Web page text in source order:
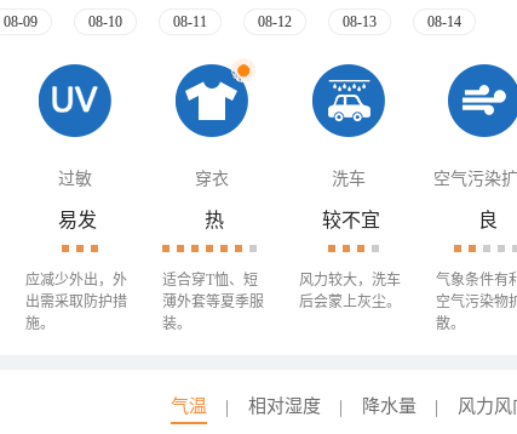
08-09 08-10 08-11 08-12 08-13 08-14
过敏 穿衣 洗车 空气污染
易发
应减少外出，外
出需采取防护措
施。
热
适合穿T恤、短
薄外套等夏季服
装。
较不宜
风力较大，洗车
后会蒙上灰尘。
良
气象条件有
空气污染物
散。
气温 相对湿度 降水量 风力风